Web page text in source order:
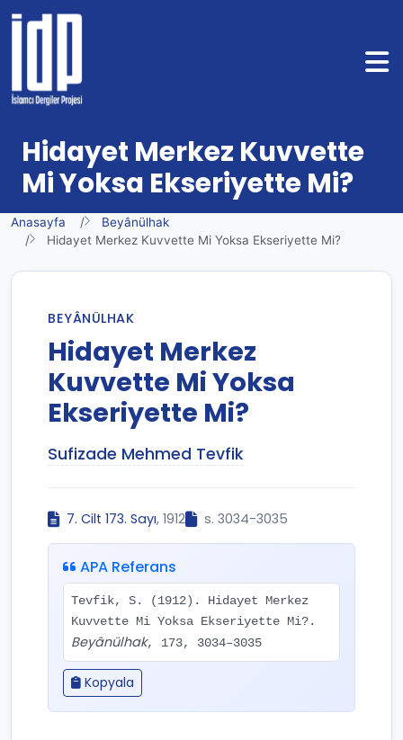
Hidayet Merkez Kuvvette
Mi Yoksa Ekseriyette Mi?
Anasayfa
Beyânülhak
Hidayet Merkez Kuvvette Mi Yoksa Ekseriyette Mi?
BEYÂNÜLHAK
Hidayet Merkez
Kuvvette Mi Yoksa
Ekseriyette Mi?
Sufizade Mehmed Tevfik
7. Cilt 173. Sayı, 1912 s. 3034-3035
APA Referans
Tevfik, S. (1912). Hidayet Merkez
Kuvvette Mi Yoksa Ekseriyette Mi?.
Beyânülhak, 173, 3034–3035
Kopyala